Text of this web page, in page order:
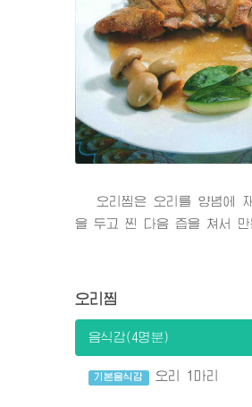
오리찜은 오리를 양념에
을 두고 찐 다음 즙을 쳐서 만
오리찜
음식감(4명분)
기본음식감 오리 1마리